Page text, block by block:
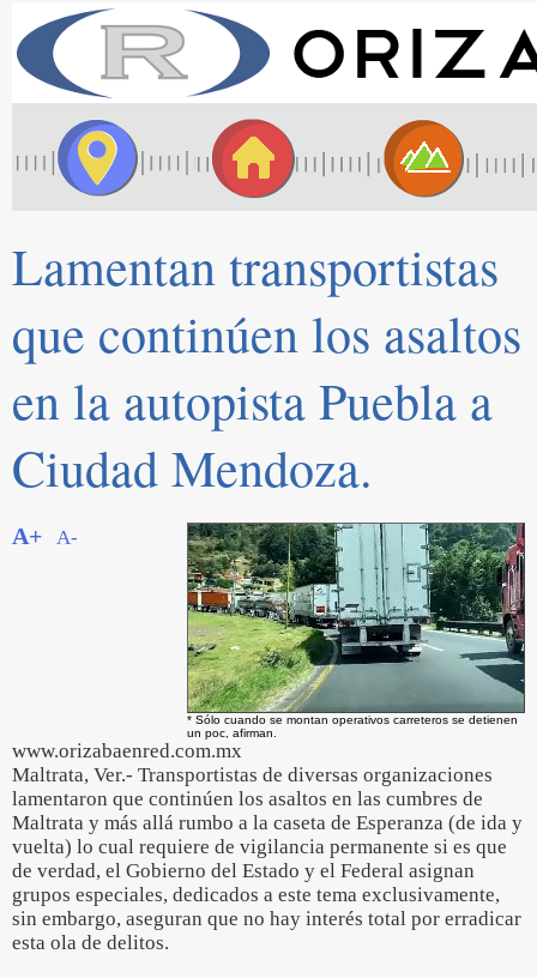
Lamentan transportistas
que continúen los asaltos
en la autopista Puebla a
Ciudad Mendoza.
* Sólo cuando se montan operativos carreteros se detienen
un poc, afirman.
A+ A-
www.orizabaenred.com.mx
Maltrata, Ver.- Transportistas de diversas organizaciones
lamentaron que continúen los asaltos en las cumbres de
Maltrata y más allá rumbo a la caseta de Esperanza (de ida y
vuelta) lo cual requiere de vigilancia permanente si es que
de verdad, el Gobierno del Estado y el Federal asignan
grupos especiales, dedicados a este tema exclusivamente,
sin embargo, aseguran que no hay interés total por erradicar
esta ola de delitos.